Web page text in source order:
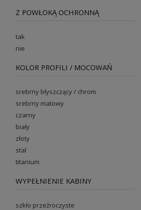
Z POWŁOKĄ OCHRONNĄ
tak
nie
KOLOR PROFILI / MOCOWAŃ
srebrny błyszczący / chrom
srebrny matowy
czarny
biały
złoty
stal
titanium
WYPEŁNIENIE KABINY
szkło przeźroczyste